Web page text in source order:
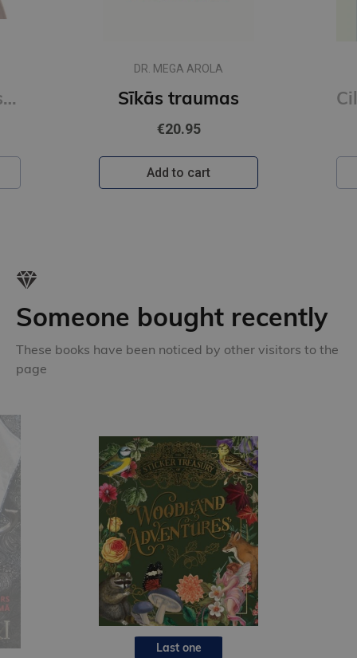
€27.50
Add to cart
Someone bought recently
These books have been noticed by other visitors to the
page